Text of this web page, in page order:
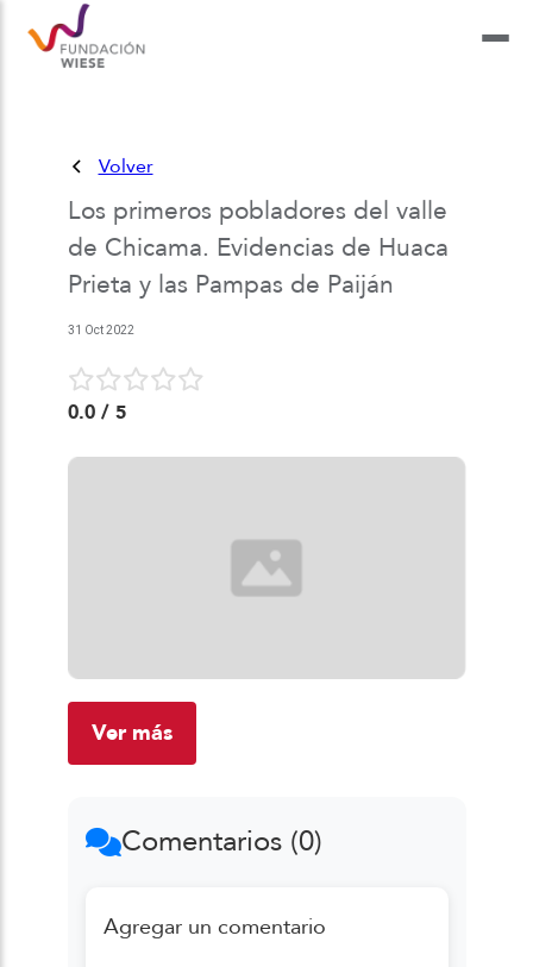
Volver
Los primeros pobladores del valle
de Chicama. Evidencias de Huaca
Prieta y las Pampas de Paiján
31 Oct 2022
0.0/ 5
Ver más
Comentarios (0)
Agregar un comentario